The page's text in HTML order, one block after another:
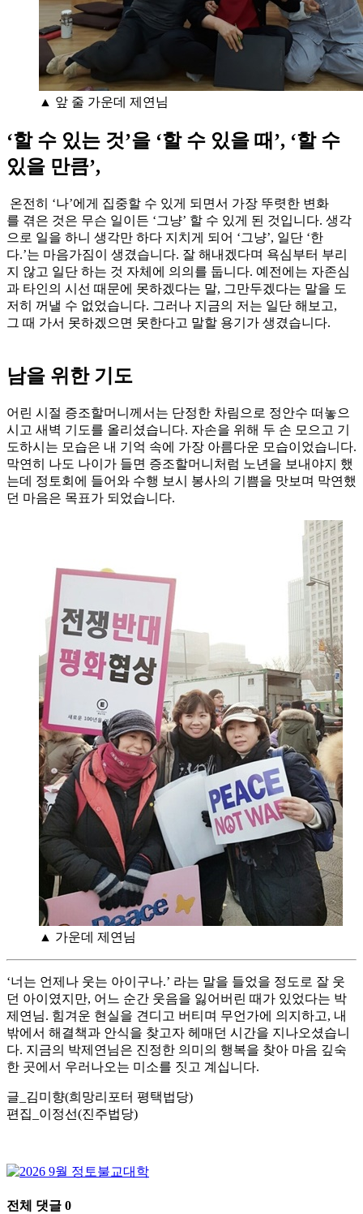
▲ 앞 줄 가운데 제연님
‘할 수 있는 것’을 ‘할 수 있을 때’, ‘할 수
있을 만큼’,
온전히 ‘나’에게 집중할 수 있게 되면서 가장 뚜렷한 변화
를 겪은 것은 무슨 일이든 ‘그냥’ 할 수 있게 된 것입니다. 생각
으로 일을 하니 생각만 하다 지치게 되어 ‘그냥’, 일단 ‘한
다.’는 마음가짐이 생겼습니다. 잘 해내겠다며 욕심부터 부리
지 않고 일단 하는 것 자체에 의의를 둡니다. 예전에는 자존심
과 타인의 시선 때문에 못하겠다는 말, 그만두겠다는 말을 도
저히 꺼낼 수 없었습니다. 그러나 지금의 저는 일단 해보고,
그 때 가서 못하겠으면 못한다고 말할 용기가 생겼습니다.
남을 위한 기도
어린 시절 증조할머니께서는 단정한 차림으로 정안수 떠놓으
시고 새벽 기도를 올리셨습니다. 자손을 위해 두 손 모으고 기
도하시는 모습은 내 기억 속에 가장 아름다운 모습이었습니다.
막연히 나도 나이가 들면 증조할머니처럼 노년을 보내야지 했
는데 정토회에 들어와 수행 보시 봉사의 기쁨을 맛보며 막연했
던 마음은 목표가 되었습니다.
▲ 가운데 제연님
‘너는 언제나 웃는 아이구나.’ 라는 말을 들었을 정도로 잘 웃
던 아이였지만, 어느 순간 웃음을 잃어버린 때가 있었다는 박
제연님. 힘겨운 현실을 견디고 버티며 무언가에 의지하고, 내
밖에서 해결책과 안식을 찾고자 헤매던 시간을 지나오셨습니
다. 지금의 박제연님은 진정한 의미의 행복을 찾아 마음 깊숙
한 곳에서 우러나오는 미소를 짓고 계십니다.
글_김미향(희망리포터 평택법당)
편집_이정선(진주법당)
전체 댓글 0